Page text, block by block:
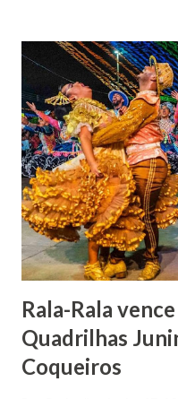
indiciamento para
1862, transferiu-se para
uma irmã do Visconde de
apresentou uma grande
lhe proporcionou uma
Gomes de Melo mandou
Senhor Bom Jesus dos
doada ao vigário Pe.
Matriz...
Rala-Rala
Quadrilhas
Coqueiros